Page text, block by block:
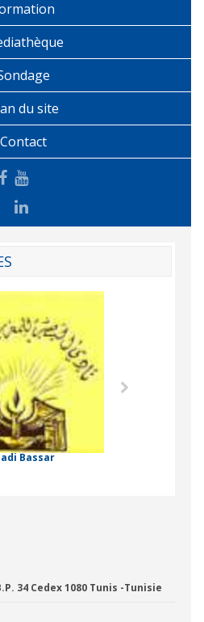
du site
Contact
Bassar
34 Cedex 1080 Tunis -Tunisie